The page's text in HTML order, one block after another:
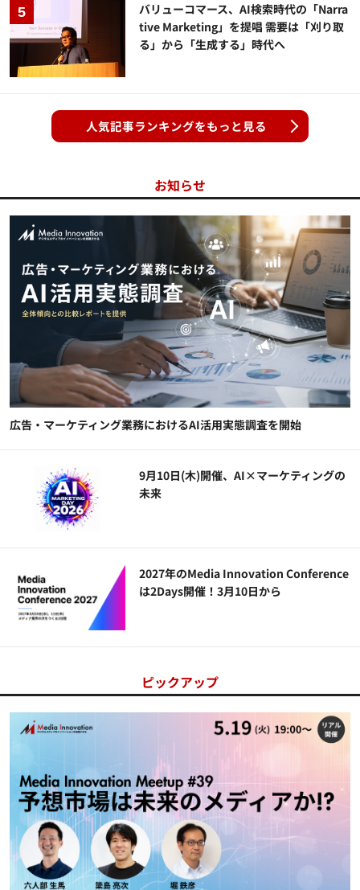
バリューコマース、AI検索時代の「Narra
tive Marketing」を提唱 需要は「刈り取
る」から「生成する」時代へ
人気記事ランキングをもっと見る
お知らせ
広告・マーケティング業務におけるAI活用実態調査を開始
9月10日(木)開催、AI×マーケティングの
未来
2027年のMedia Innovation Conference
は2Days開催！3月10日から
ピックアップ